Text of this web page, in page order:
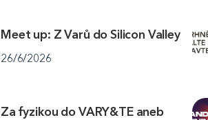
Meet up: Z Varů do Silicon Valley
26/6/2026
Za fyzikou do VARY&TE aneb